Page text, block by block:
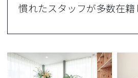
慣れたスタッフが多数在籍